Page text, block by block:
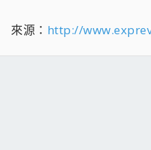
來源： http://